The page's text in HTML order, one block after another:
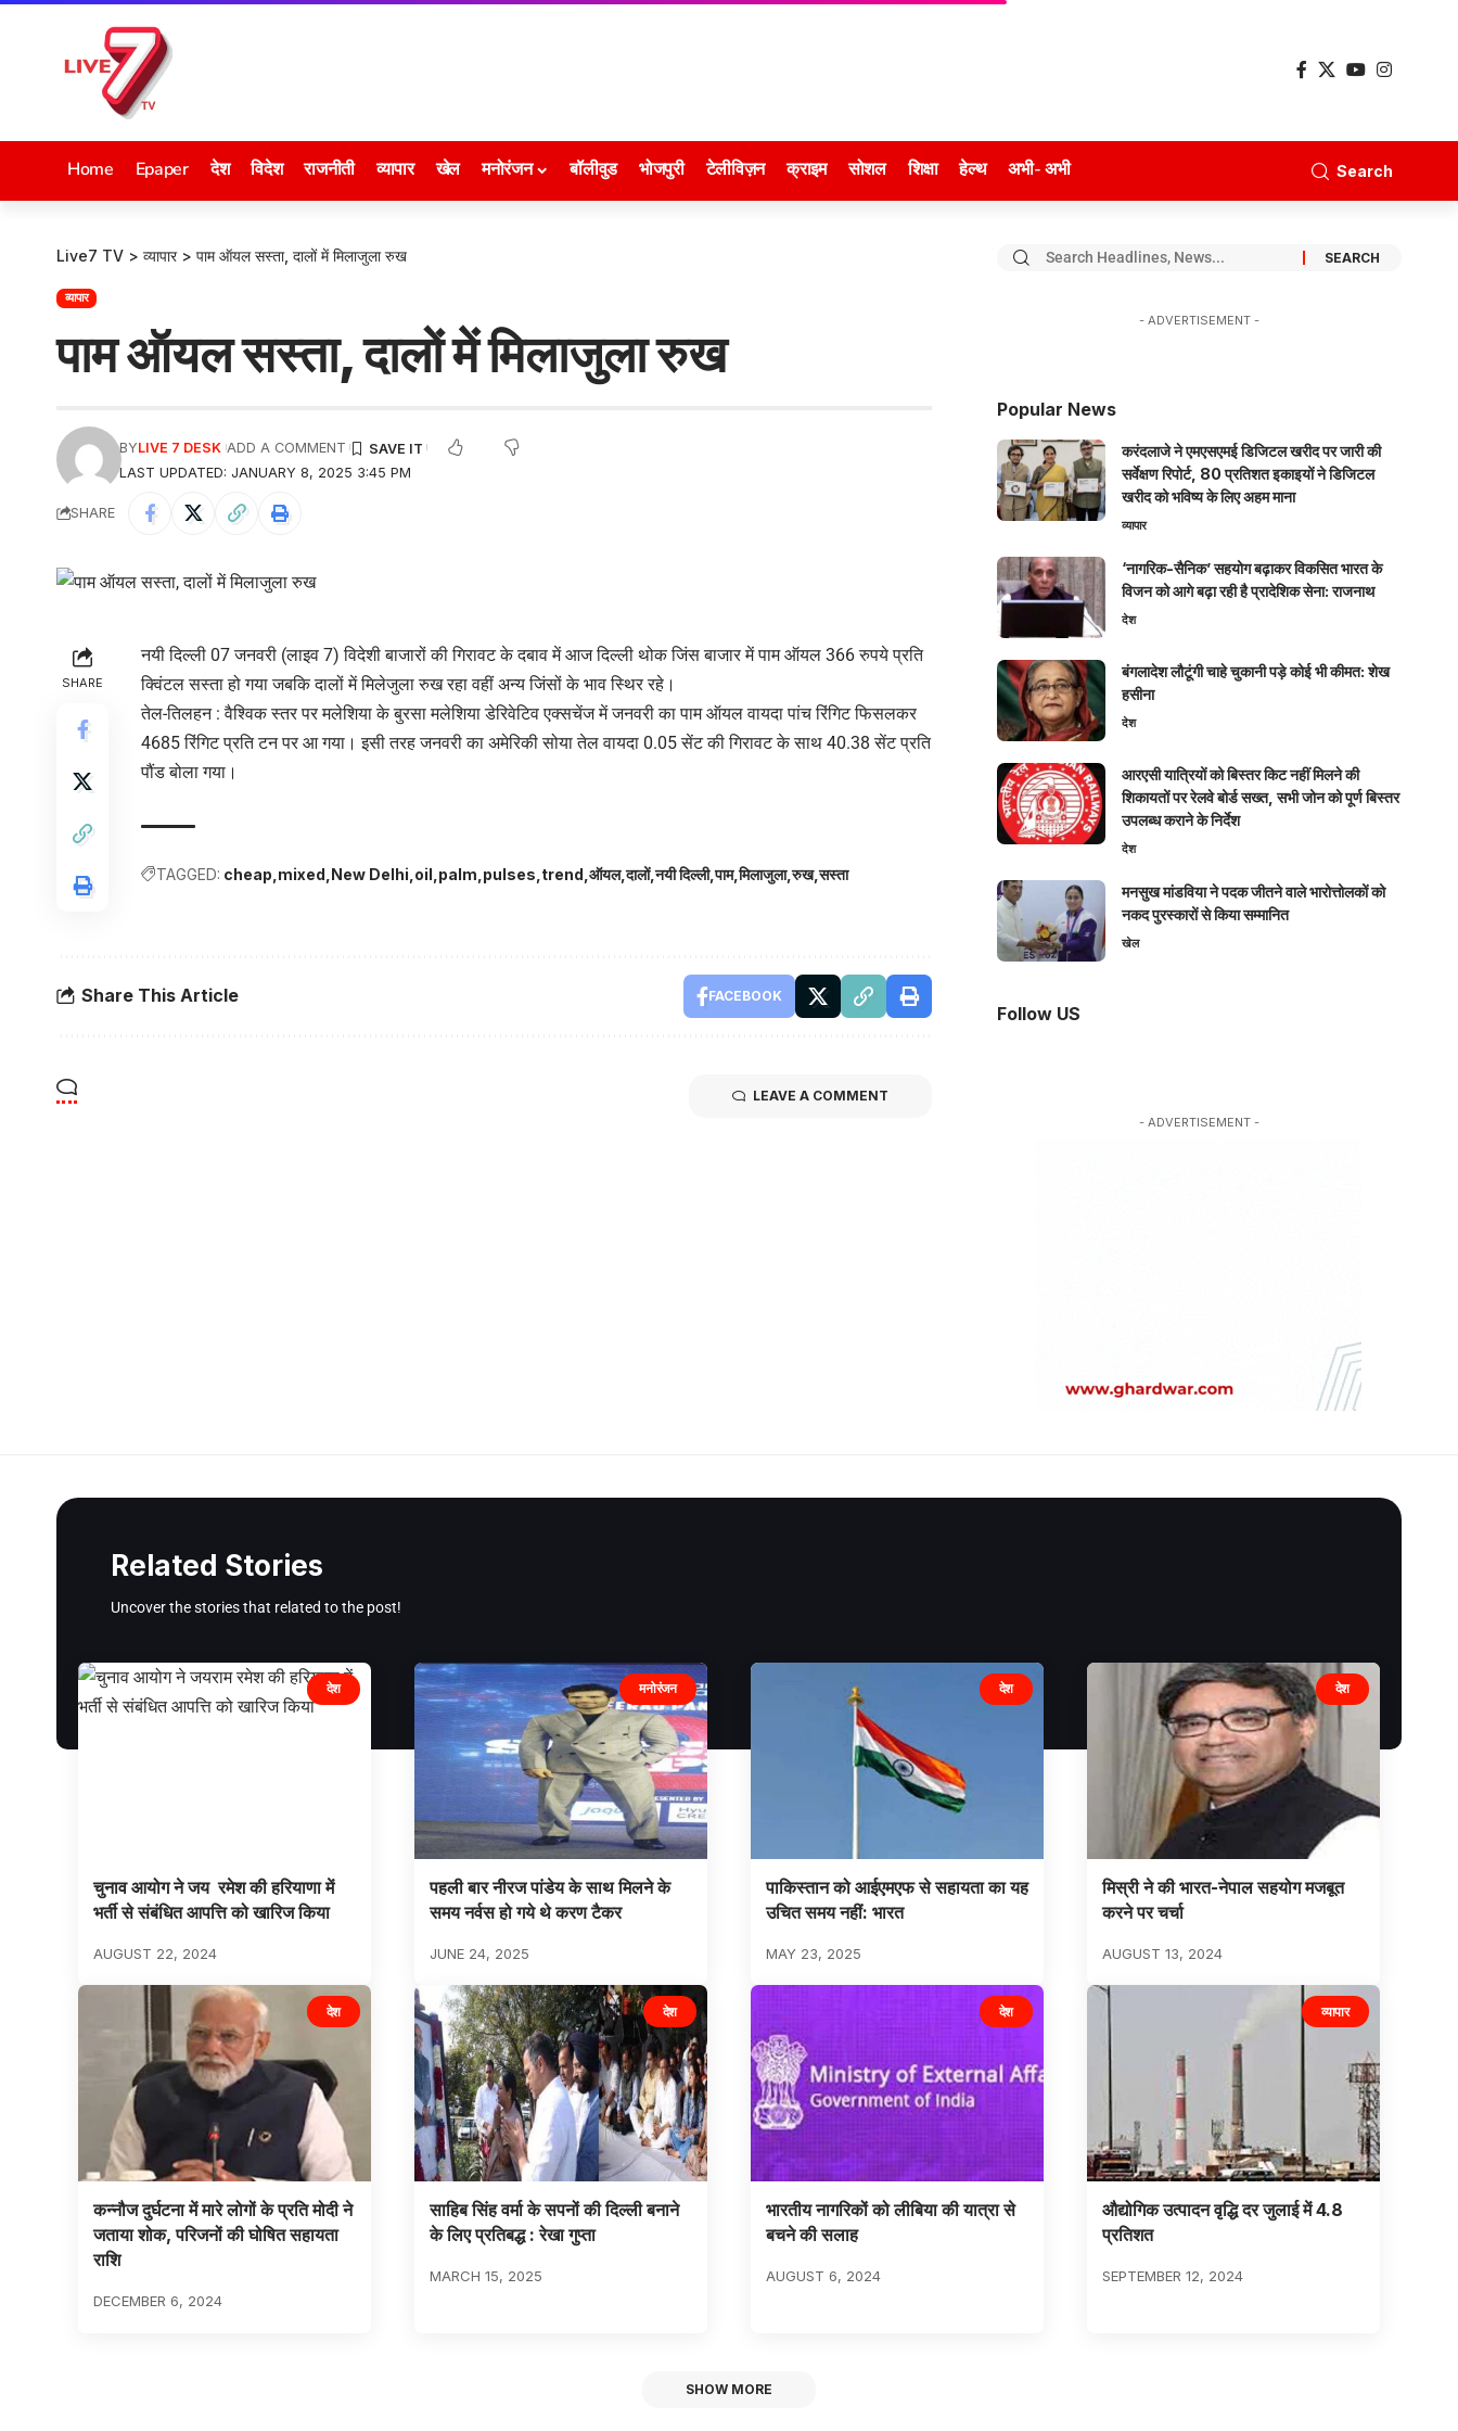
Home Epaper देश विदेश राजनीती व्यापार खेल मनोरंजन बॉलीवुड भोजपुरी टेलीविज़न क्राइम सोशल शिक्षा हेल्थ अभी- अभी Search
Live7 TV > व्यापार> पाम ऑयल सस्ता, दालों में मिलाजुला रुख
व्यापार
पाम ऑयल सस्ता, दालों में मिलाजुला रुख
LAST UPDATED: JANUARY 8, 2025 3:45 PM
BYLIVE 7 DESK ADD A COMMENT
SHARE
SHARE
नयी दिल्ली 07 जनवरी (लाइव 7) विदेशी बाजारों की गिरावट के दबाव में आज दिल्ली थोक जिंस बाजार में पाम ऑयल 366 रुपये प्रति
क्विंटल सस्ता हो गया जबकि दालों में मिलेजुला रुख रहा वहीं अन्य जिंसों के भाव स्थिर रहे।
तेल-तिलहन : वैश्विक स्तर पर मलेशिया के बुरसा मलेशिया डेरिवेटिव एक्सचेंज में जनवरी का पाम ऑयल वायदा पांच रिंगिट फिसलकर
4685 रिंगिट प्रति टन पर आ गया। इसी तरह जनवरी का अमेरिकी सोया तेल वायदा 0.05 सेंट की गिरावट के साथ 40.38 सेंट प्रति
पौंड बोला गया।
TAGGED: cheap mixed New Delhi oil palm pulses trend ऑयल दालों नयी दिल्ली पाम मिलाजुला रुख सस्ता
Share This Article FACEBOOK
LEAVE A COMMENT
- ADVERTISEMENT -
Popular News
करंदलाजे ने एमएसएमई डिजिटल खरीद पर जारी की
सर्वेक्षण रिपोर्ट, 80 प्रतिशत इकाइयों ने डिजिटल
खरीद को भविष्य के लिए अहम माना
व्यापार
‘नागरिक-सैनिक’ सहयोग बढ़ाकर विकसित भारत के
विजन को आगे बढ़ा रही है प्रादेशिक सेना: राजनाथ
देश
बंगलादेश लौटूंगी चाहे चुकानी पड़े कोई भी कीमत: शेख
हसीना
देश
आरएसी यात्रियों को बिस्तर किट नहीं मिलने की
शिकायतों पर रेलवे बोर्ड सख्त, सभी जोन को पूर्ण बिस्तर
उपलब्ध कराने के निर्देश
देश
मनसुख मांडविया ने पदक जीतने वाले भारोत्तोलकों को
नकद पुरस्कारों से किया सम्मानित
खेल
Follow US
- ADVERTISEMENT -
Related Stories
Uncover the stories that related to the post!
देश
चुनाव आयोग ने जय रमेश की हरियाणा में
भर्ती से संबंधित आपत्ति को खारिज किया
AUGUST 22, 2024
मनोरंजन
पहली बार नीरज पांडेय के साथ मिलने के
समय नर्वस हो गये थे करण टैकर
JUNE 24, 2025
देश
पाकिस्तान को आईएमएफ से सहायता का यह
उचित समय नहीं: भारत
MAY 23, 2025
देश
मिस्री ने की भारत-नेपाल सहयोग मजबूत
करने पर चर्चा
AUGUST 13, 2024
देश
कन्नौज दुर्घटना में मारे लोगों के प्रति मोदी ने
जताया शोक, परिजनों की घोषित सहायता
राशि
DECEMBER 6, 2024
देश
साहिब सिंह वर्मा के सपनों की दिल्ली बनाने
के लिए प्रतिबद्ध : रेखा गुप्ता
MARCH 15, 2025
देश
भारतीय नागरिकों को लीबिया की यात्रा से
बचने की सलाह
AUGUST 6, 2024
व्यापार
औद्योगिक उत्पादन वृद्धि दर जुलाई में 4.8
प्रतिशत
SEPTEMBER 12, 2024
SHOW MORE